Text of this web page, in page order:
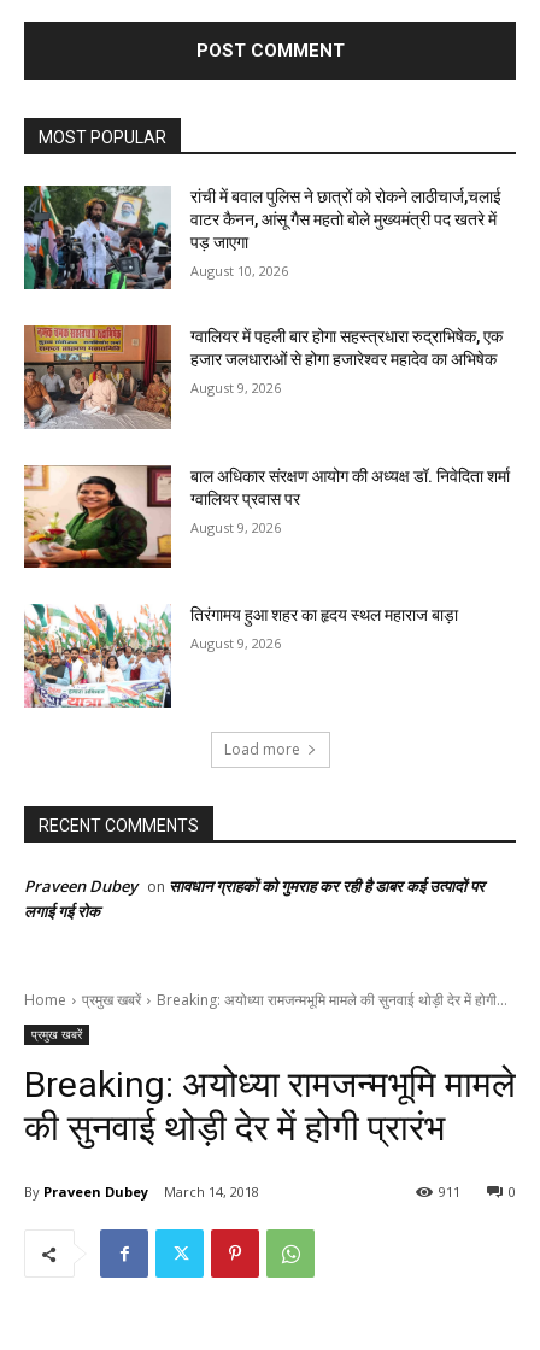
MOST POPULAR
रांची में बवाल पुलिस ने छात्रों को रोकने लाठीचार्ज,चलाई
वाटर कैनन, आंसू गैस महतो बोले मुख्यमंत्री पद खतरे में
पड़ जाएगा
August 10, 2026
ग्वालियर में पहली बार होगा सहस्त्रधारा रुद्राभिषेक, एक
हजार जलधाराओं से होगा हजारेश्वर महादेव का अभिषेक
August 9, 2026
बाल अधिकार संरक्षण आयोग की अध्यक्ष डॉ. निवेदिता शर्मा
ग्वालियर प्रवास पर
August 9, 2026
तिरंगामय हुआ शहर का हृदय स्थल महाराज बाड़ा
August 9, 2026
Load more
RECENT COMMENTS
Praveen Dubey on सावधान ग्राहकों को गुमराह कर रही है डाबर कई उत्पादों पर
लगाई गई रोक